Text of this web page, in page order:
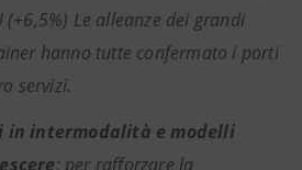
(+6,5%) Le alleanze dei grandi
hanno tutte confermato i porti
servizi.
in intermodalità e modelli
: per rafforzare la